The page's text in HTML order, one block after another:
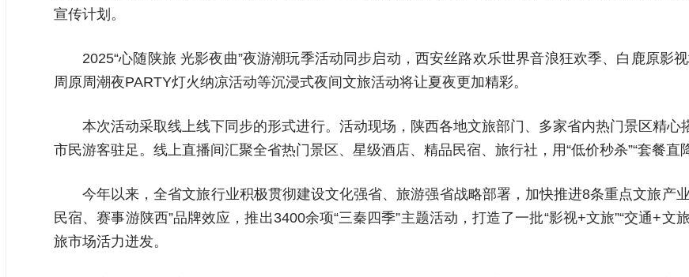
宣传计划。
2025“心随陕旅 光影夜曲”夜游潮玩季活动同步启动，西安丝路欢乐世界音浪狂欢季、白鹿原影
周原周潮夜PARTY灯火纳凉活动等沉浸式夜间文旅活动将让夏夜更加精彩。
本次活动采取线上线下同步的形式进行。活动现场，陕西各地文旅部门、多家省内热门景区精心
市民游客驻足。线上直播间汇聚全省热门景区、星级酒店、精品民宿、旅行社，用“低价秒杀”“套餐直
今年以来，全省文旅行业积极贯彻建设文化强省、旅游强省战略部署，加快推进8条重点文旅产
民宿、赛事游陕西”品牌效应，推出3400余项“三秦四季”主题活动，打造了一批“影视+文旅”“交通+
旅市场活力迸发。